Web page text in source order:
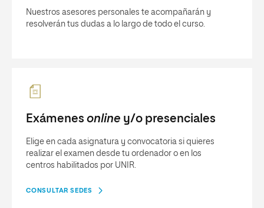
Nuestros asesores personales te acompañarán y
resolverán tus dudas a lo largo de todo el curso.
Exámenes online y/o presenciales
Elige en cada asignatura y convocatoria si quieres
realizar el examen desde tu ordenador o en los
centros habilitados por UNIR.
CONSULTAR SEDES